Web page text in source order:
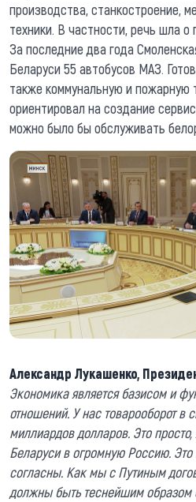
производства, станкостроение,
техники. В частности, речь шла
За последние два года
Беларуси 55 автобусов МАЗ.
также коммунальную и пожарную
ориентировал на создание
можно было бы обслуживать
Александр Лукашенко,
Экономика является базисом и
отношений. У нас товарооборот в
миллиардов долларов. Это
Беларуси в огромную Россию.
согласны. Как мы с Путиным
должны быть теснейшим образом